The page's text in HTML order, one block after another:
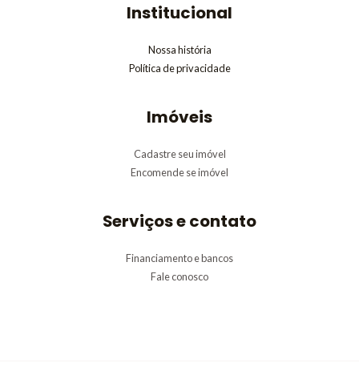
Institucional
Nossa história
Política de privacidade
Imóveis
Cadastre seu imóvel
Encomende se imóvel
Serviços e contato
Financiamento e bancos
Fale conosco